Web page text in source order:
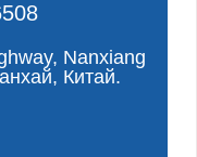
Nanxiang
Китай.